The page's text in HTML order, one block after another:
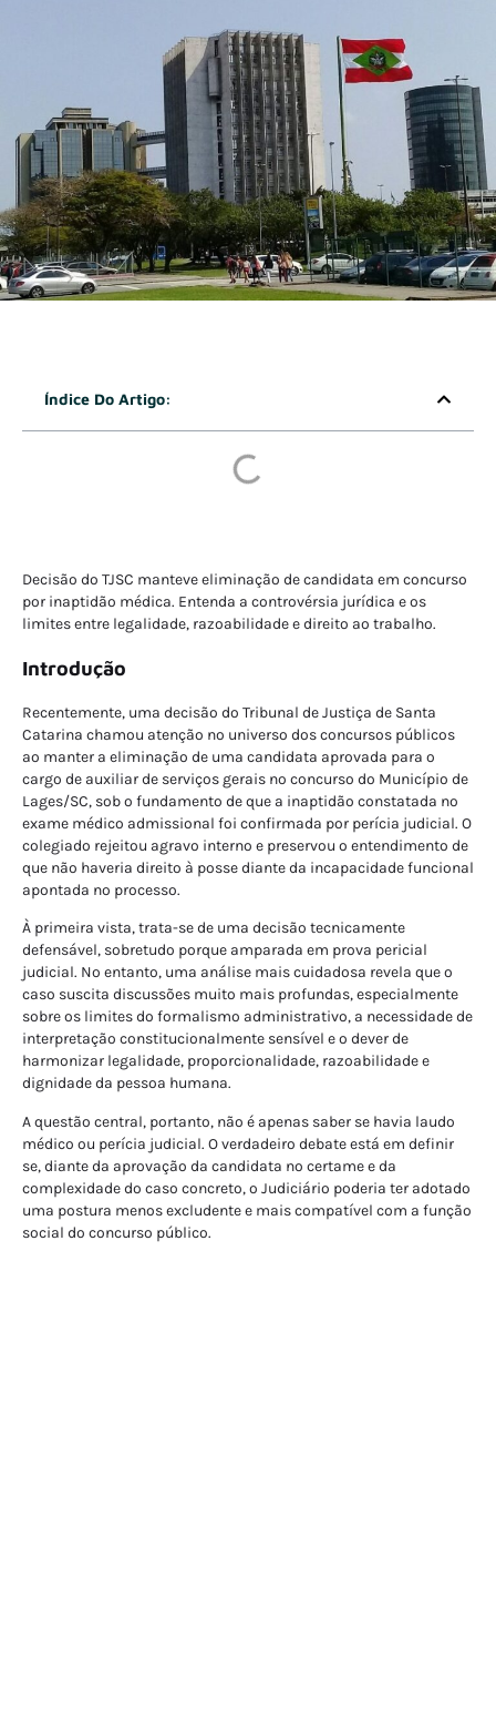
Índice Do Artigo:
Decisão do TJSC manteve eliminação de candidata em concurso
por inaptidão médica. Entenda a controvérsia jurídica e os
limites entre legalidade, razoabilidade e direito ao trabalho.
Introdução
Recentemente, uma decisão do Tribunal de Justiça de Santa
Catarina chamou atenção no universo dos concursos públicos
ao manter a eliminação de uma candidata aprovada para o
cargo de auxiliar de serviços gerais no concurso do Município de
Lages/SC, sob o fundamento de que a inaptidão constatada no
exame médico admissional foi confirmada por perícia judicial. O
colegiado rejeitou agravo interno e preservou o entendimento de
que não haveria direito à posse diante da incapacidade funcional
apontada no processo.
À primeira vista, trata-se de uma decisão tecnicamente
defensável, sobretudo porque amparada em prova pericial
judicial. No entanto, uma análise mais cuidadosa revela que o
caso suscita discussões muito mais profundas, especialmente
sobre os limites do formalismo administrativo, a necessidade de
interpretação constitucionalmente sensível e o dever de
harmonizar legalidade, proporcionalidade, razoabilidade e
dignidade da pessoa humana.
A questão central, portanto, não é apenas saber se havia laudo
médico ou perícia judicial. O verdadeiro debate está em definir
se, diante da aprovação da candidata no certame e da
complexidade do caso concreto, o Judiciário poderia ter adotado
uma postura menos excludente e mais compatível com a função
social do concurso público.